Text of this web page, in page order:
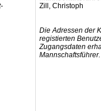
Zill, Christoph
Die Adressen der
registierten
Zugangsdaten
Mannschaftsführer.